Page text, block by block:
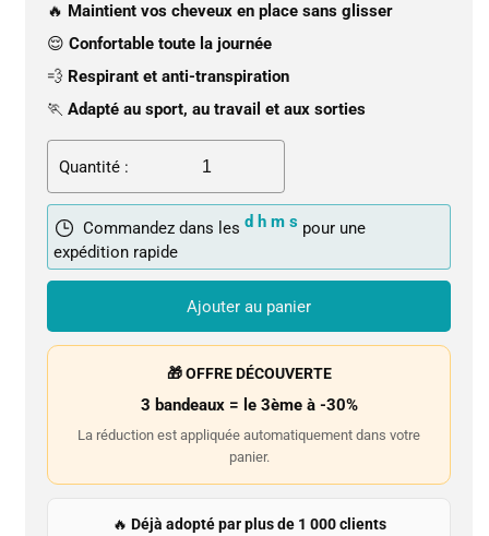
🔥 Maintient vos cheveux en place sans glisser
😌 Confortable toute la journée
💨 Respirant et anti-transpiration
🏃 Adapté au sport, au travail et aux sorties
Quantité :
Commandez dans les d h m s pour une
expédition rapide
Ajouter au panier
🎁 OFFRE DÉCOUVERTE
3 bandeaux = le 3ème à -30%
La réduction est appliquée automatiquement dans votre
panier.
🔥 Déjà adopté par plus de 1 000 clients